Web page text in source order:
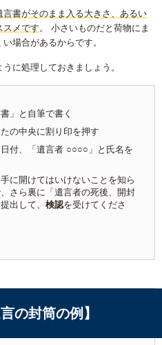
言書がそのまま入る大きさ、あるい
スメです 。 小さいものだと荷物にま
場合があるからです。
に処理しておきましょう。
」と自筆で書く
の中央に割り印を押す
付、「遺言者 ○○○○」と氏名を
に開けてはいけないことを知ら
さら裏に「遺言者の死後、開封
出して、 検認を受けてくださ
の封筒の例】